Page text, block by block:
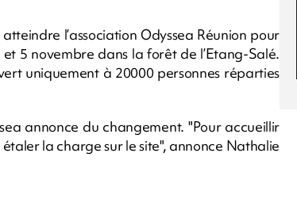
l’association Odyssea Réunion pour
5 novembre dans la forêt de l’Etang-Salé.
uniquement à 20000 personnes réparties
annonce du changement. "Pour accueillir
la charge sur le site", annonce Nathalie